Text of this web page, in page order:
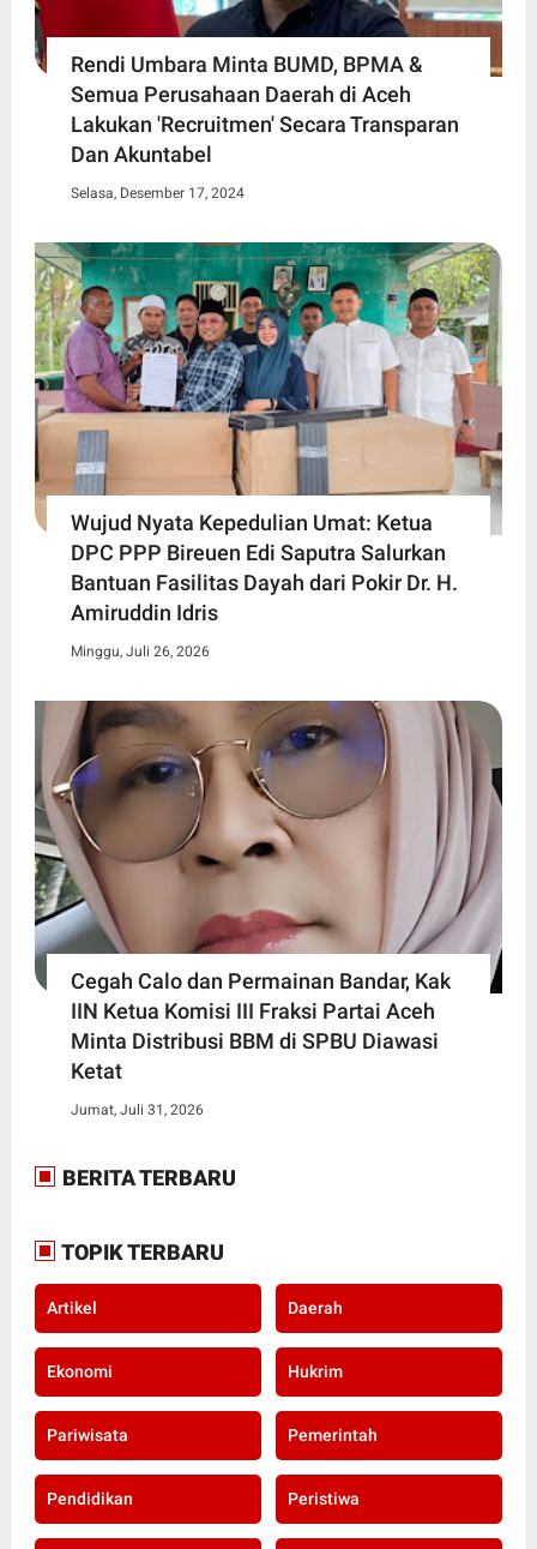
Rendi Umbara Minta BUMD, BPMA &
Semua Perusahaan Daerah di Aceh
Lakukan 'Recruitmen' Secara Transparan
Dan Akuntabel
Selasa, Desember 17, 2024
Wujud Nyata Kepedulian Umat: Ketua
DPC PPP Bireuen Edi Saputra Salurkan
Bantuan Fasilitas Dayah dari Pokir Dr. H.
Amiruddin Idris
Minggu, Juli 26, 2026
Cegah Calo dan Permainan Bandar, Kak
IIN Ketua Komisi III Fraksi Partai Aceh
Minta Distribusi BBM di SPBU Diawasi
Ketat
Jumat, Juli 31, 2026
BERITA TERBARU
TOPIK TERBARU
Artikel Daerah
Ekonomi Hukrim
Pariwisata Pemerintah
Pendidikan Peristiwa